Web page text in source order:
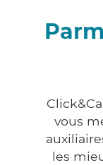
vous
les